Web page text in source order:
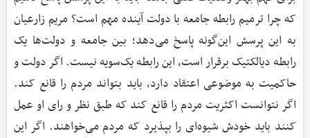
که چرا ترمیم رابطه جامعه با دولت آینده مهم است؟ مریم زارعیان
به این پرسش این‌گونه پاسخ می‌دهد؛ بین جامعه و دولت‌ها یک
رابطه دیالکتیک برقرار است، این رابطه یک‌سویه نیست. اگر دولت و
حاکمیت به موضوعی اعتقاد دارد، باید بتواند مردم را قانع کند.
اگر نتوانست اکثریت مردم را قانع کند که طبق نظر و رای او عمل
کنند باید خودش شیوه‌ای را بپذیرد که مردم می‌خواهند. اگر این